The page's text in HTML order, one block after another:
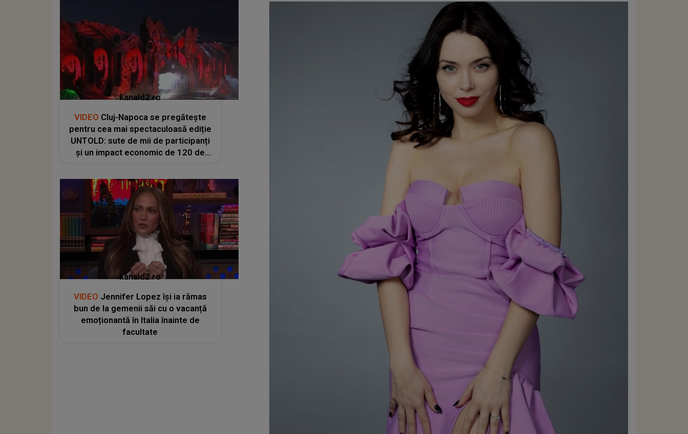
kanald2.ro
VIDEO Cluj-Napoca se pregătește
pentru cea mai spectaculoasă ediție
UNTOLD: sute de mii de participanți
și un impact economic de 120 de
kanald2.ro
VIDEO Jennifer Lopez își ia rămas
bun de la gemenii săi cu o vacanță
emoționantă în Italia înainte de
facultate